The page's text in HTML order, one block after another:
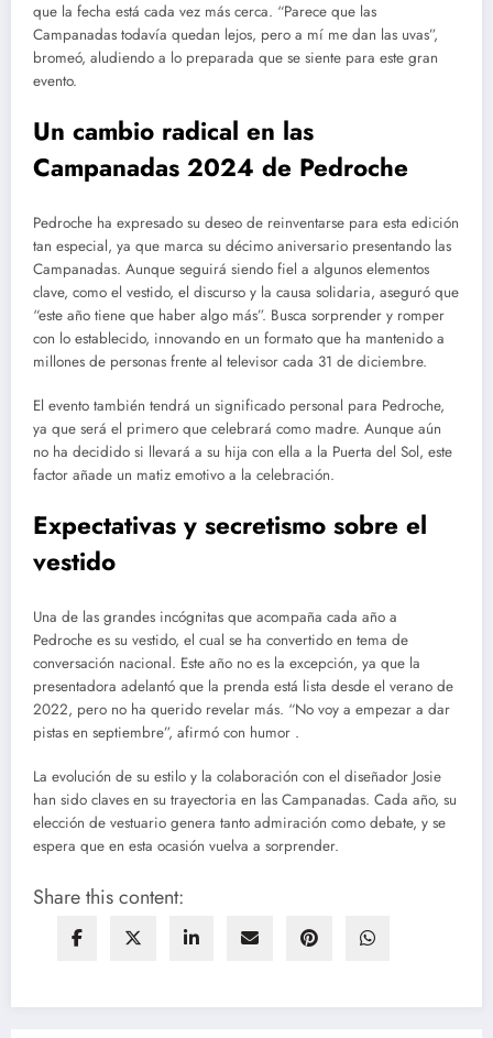
que la fecha está cada vez más cerca. “Parece que las
Campanadas todavía quedan lejos, pero a mí me dan las uvas”,
bromeó, aludiendo a lo preparada que se siente para este gran
evento.
Un cambio radical en las
Campanadas 2024 de Pedroche
Pedroche ha expresado su deseo de reinventarse para esta edición
tan especial, ya que marca su décimo aniversario presentando las
Campanadas. Aunque seguirá siendo fiel a algunos elementos
clave, como el vestido, el discurso y la causa solidaria, aseguró que
“este año tiene que haber algo más”. Busca sorprender y romper
con lo establecido, innovando en un formato que ha mantenido a
millones de personas frente al televisor cada 31 de diciembre.
El evento también tendrá un significado personal para Pedroche,
ya que será el primero que celebrará como madre. Aunque aún
no ha decidido si llevará a su hija con ella a la Puerta del Sol, este
factor añade un matiz emotivo a la celebración.
Expectativas y secretismo sobre el
vestido
Una de las grandes incógnitas que acompaña cada año a
Pedroche es su vestido, el cual se ha convertido en tema de
conversación nacional. Este año no es la excepción, ya que la
presentadora adelantó que la prenda está lista desde el verano de
2022, pero no ha querido revelar más. “No voy a empezar a dar
pistas en septiembre”, afirmó con humor .
La evolución de su estilo y la colaboración con el diseñador Josie
han sido claves en su trayectoria en las Campanadas. Cada año, su
elección de vestuario genera tanto admiración como debate, y se
espera que en esta ocasión vuelva a sorprender.
Share this content: